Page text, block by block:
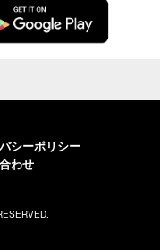
シーポリシー
わせ